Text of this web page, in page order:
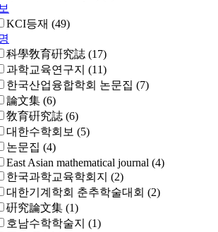
KCI등재 (49)
科學敎育硏究誌 (17)
과학교육연구지 (11)
한국산업융합학회 논문집 (7)
論文集 (6)
敎育硏究誌 (6)
대한수학회보 (5)
논문집 (4)
East Asian mathematical journal (4)
한국과학교육학회지 (2)
대한기계학회 춘추학술대회 (2)
硏究論文集 (1)
호남수학학술지 (1)